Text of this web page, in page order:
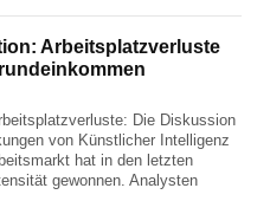
Arbeitsplatzverluste
Die Diskussion
von Künstlicher Intelligenz
hat in den letzten
gewonnen. Analysten